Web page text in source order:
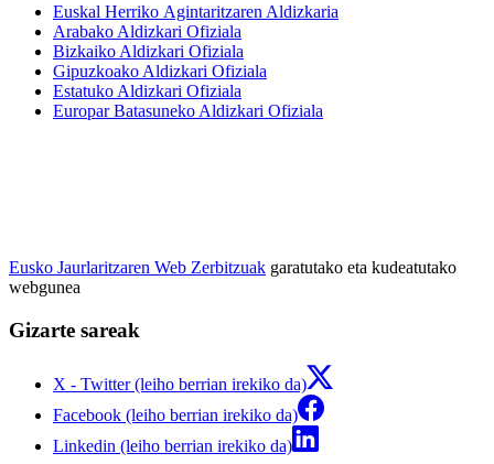
Euskal Herriko Agintaritzaren Aldizkaria
Arabako Aldizkari Ofiziala
Bizkaiko Aldizkari Ofiziala
Gipuzkoako Aldizkari Ofiziala
Estatuko Aldizkari Ofiziala
Europar Batasuneko Aldizkari Ofiziala
Eusko Jaurlaritzaren Web Zerbitzuak garatutako eta kudeatutako
webgunea
Gizarte sareak
X - Twitter (leiho berrian irekiko da)
Facebook (leiho berrian irekiko da)
Linkedin (leiho berrian irekiko da)